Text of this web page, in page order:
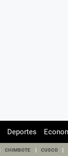
Deportes
CHIMBOTE CUSCO